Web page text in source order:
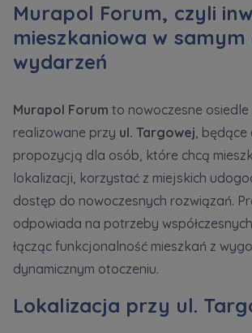
Murapol Forum, czyli
mieszkaniowa w
wydarzeń
Murapol Forum to nowoczesne osiedle
realizowane przy ul. Targowej,
propozycją dla osób, które chcą
lokalizacji, korzystać z miejskich
dostęp do nowoczesnych rozwiązań.
odpowiada na potrzeby
łącząc funkcjonalność mieszkań z
dynamicznym otoczeniu.
Lokalizacja przy ul.